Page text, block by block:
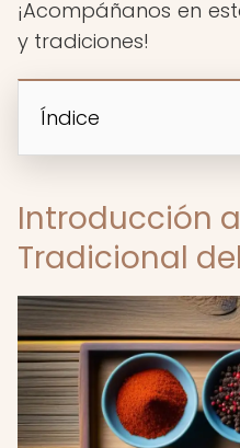
¡Acompáñanos en
y tradiciones!
Índice
Introducción
Tradicional